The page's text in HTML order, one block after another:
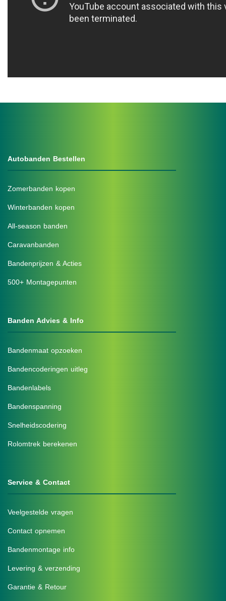
Autobanden Bestellen
Zomerbanden kopen
Winterbanden kopen
All-season banden
Caravanbanden
Bandenprijzen & Acties
500+ Montagepunten
Banden Advies & Info
Bandenmaat opzoeken
Bandencoderingen uitleg
Bandenlabels
Bandenspanning
Snelheidscodering
Rolomtrek berekenen
Service & Contact
Veelgestelde vragen
Contact opnemen
Bandenmontage info
Levering & verzending
Garantie & Retour